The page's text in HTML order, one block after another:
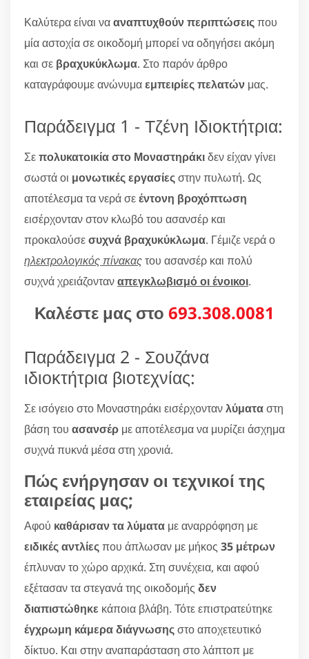
Καλύτερα είναι νααναπτυχθούν περιπτώσειςπου
μία αστοχία σε οικοδομή μπορεί να οδηγήσει ακόμη
και σε βραχυκύκλωμα. Στο παρόν άρθρο
καταγράφουμε ανώνυμαεμπειρίες πελατών μας.
Παράδειγμα 1 - Τζένη Ιδιοκτήτρια:
Σεπολυκατοικία στο Μοναστηράκιδεν είχαν γίνει
σωστά οι μονωτικές εργασίεςστην πυλωτή. Ως
αποτέλεσμα τα νερά σεέντονη βροχόπτωση
εισέρχονταν στον κλωβό του ασανσέρ και
προκαλούσεσυχνά βραχυκύκλωμα. Γέμιζε νερά ο
ηλεκτρολογικός πίνακαςτου ασανσέρ και πολύ
συχνά χρειάζονταναπεγκλωβισμό οι ένοικοι.
Καλέστε μας στο 693.308.0081
Παράδειγμα 2 - Σουζάνα
ιδιοκτήτρια βιοτεχνίας:
Σε ισόγειο στο Μοναστηράκι εισέρχοντανλύματαστη
βάση του ασανσέρ με αποτέλεσμα να μυρίζει άσχημα
συχνά πυκνά μέσα στη χρονιά.
Πώς ενήργησαν οι τεχνικοί της
εταιρείας μας;
Αφού καθάρισαν τα λύματα με αναρρόφηση με
ειδικές αντλίεςπου άπλωσαν με μήκος 35 μέτρων
έπλυναν το χώρο αρχικά. Στη συνέχεια, και αφού
εξέτασαν τα στεγανά της οικοδομής δεν
διαπιστώθηκε κάποια βλάβη. Τότε επιστρατεύτηκε
έγχρωμη κάμερα διάγνωσηςστο αποχετευτικό
δίκτυο. Και στην αναπαράσταση στο λάπτοπ με